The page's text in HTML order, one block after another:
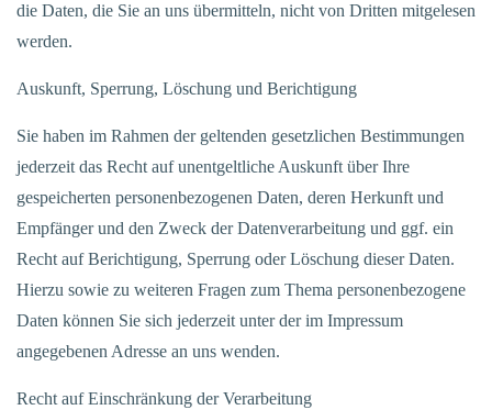
die Daten, die Sie an uns übermitteln, nicht von Dritten mitgelesen
werden.
Auskunft, Sperrung, Löschung und Berichtigung
Sie haben im Rahmen der geltenden gesetzlichen Bestimmungen
jederzeit das Recht auf unentgeltliche Auskunft über Ihre
gespeicherten personenbezogenen Daten, deren Herkunft und
Empfänger und den Zweck der Datenverarbeitung und ggf. ein
Recht auf Berichtigung, Sperrung oder Löschung dieser Daten.
Hierzu sowie zu weiteren Fragen zum Thema personenbezogene
Daten können Sie sich jederzeit unter der im Impressum
angegebenen Adresse an uns wenden.
Recht auf Einschränkung der Verarbeitung